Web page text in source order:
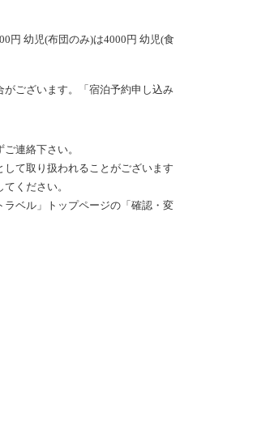
円 幼児(布団のみ)は4000円 幼児(食
がございます。「宿泊予約申し込み
連絡下さい。
て取り扱われることがございます
ください。
ベル」トップページの「確認・変